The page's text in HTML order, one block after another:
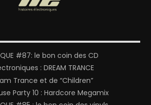
#87: le bon coin des CD
: DREAM TRANCE
Trance et de “Children”
Party 10 : Hardcore Megamix